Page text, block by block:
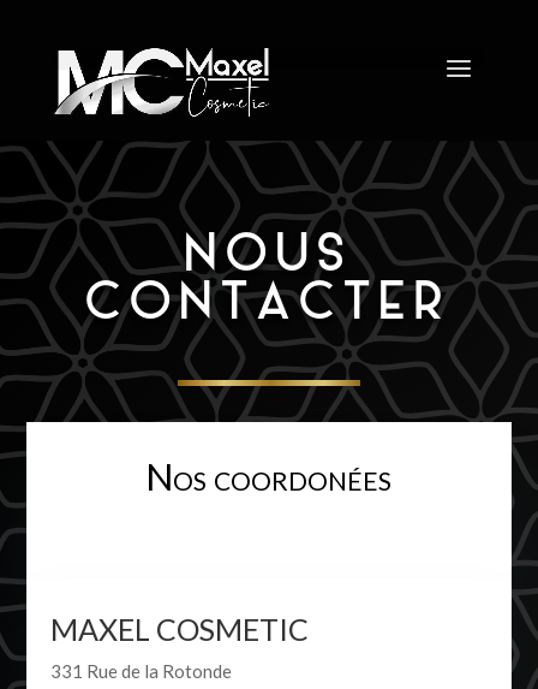
NOUS
CONTACTER
Nos coordonées
MAXEL COSMETIC
331 Rue de la Rotonde